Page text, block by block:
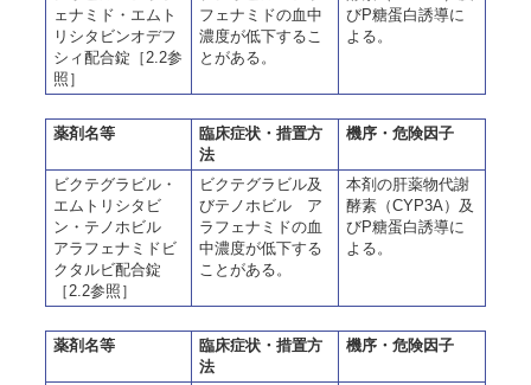
ェナミド・エムト
リシタビンオデフ
シィ配合錠［2.2参
照］
フェナミドの血中
濃度が低下するこ
とがある。
びP糖蛋白誘導に
よる。
薬剤名等
臨床症状・措置方
法
機序・危険因子
ビクテグラビル・
エムトリシタビ
ン・テノホビル
アラフェナミドビ
クタルビ配合錠
［2.2参照］
ビクテグラビル及
びテノホビル ア
ラフェナミドの血
中濃度が低下する
ことがある。
本剤の肝薬物代謝
酵素（CYP3A）及
びP糖蛋白誘導に
よる。
薬剤名等
臨床症状・措置方
法
機序・危険因子